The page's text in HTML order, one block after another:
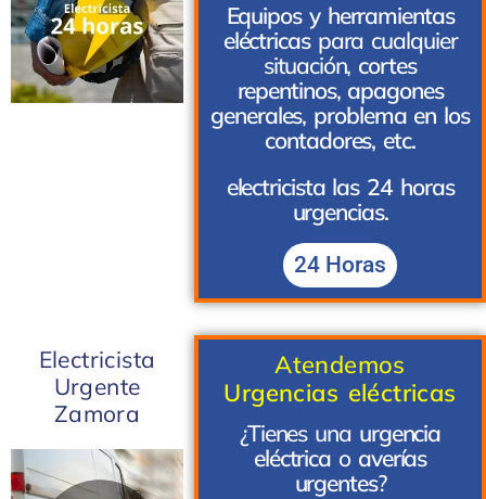
Equipos y herramientas
eléctricaspara cualquier
situación, cortes
repentinos, apagones
generales, problema en los
contadores, etc.
electricista las 24 horas
urgencias.
24 Horas
Electricista
Urgente
Zamora
Atendemos
Urgencias eléctricas
¿Tienes una urgencia
eléctrica o averías
urgentes?